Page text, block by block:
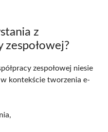
z
zespołowej niesie
w kontekście tworzenia e-